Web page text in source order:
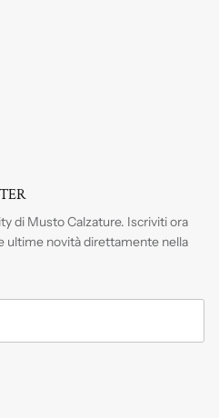
di Musto Calzature. Iscrivitiora
ultime novità direttamente nella